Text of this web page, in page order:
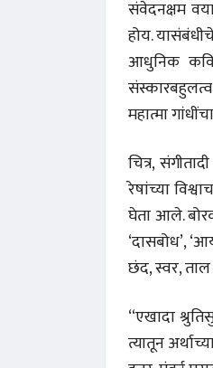
संवेदनक्षम
होय.
आधुनिक
महात्मा
चित्र,
रेषांच्या
घेता आले.
‘दासबोध’,
छंद, स्वर,
‘‘एखादा
त्यातून